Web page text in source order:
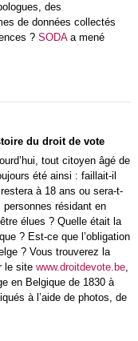
des
de données collectés
? SODAa mené
du droit de vote
tout citoyen âgé de
été ainsi : faillait-il
à 18 ans ou sera-t-
résidant en
élues ? Quelle était la
? Est-ce que l’obligation
? Vous trouverez la
le site www.droitdevote.be,
en Belgique de 1830 à
à l’aide de photos, de